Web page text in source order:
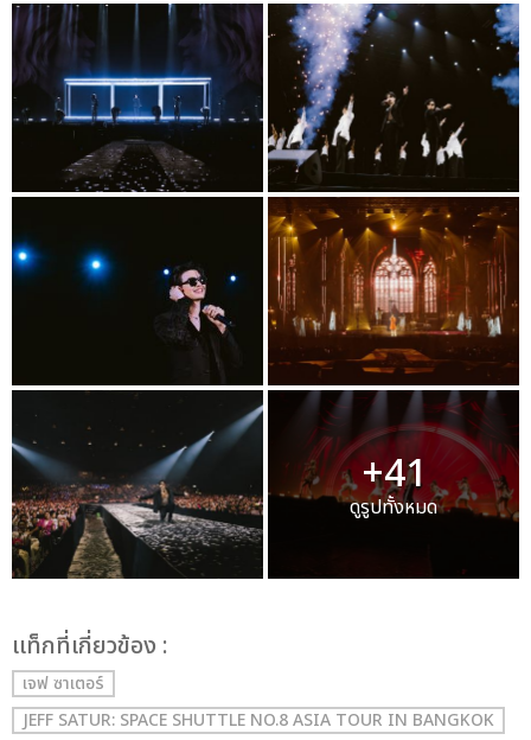
+41
ดูรูปทั้งหมด
เเท็กที่เกี่ยวข้อง :
เจฟ ซาเตอร์
JEFF SATUR: SPACE SHUTTLE NO.8 ASIA TOUR IN BANGKOK